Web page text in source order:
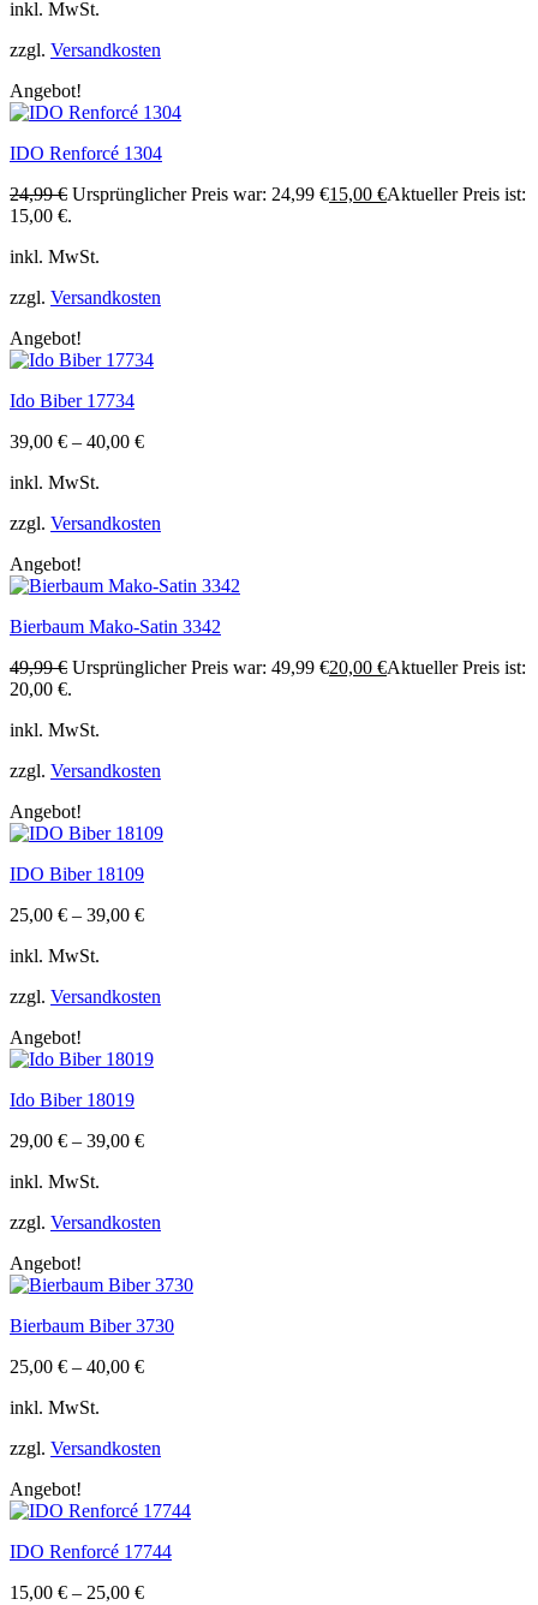
inkl. MwSt.
zzgl. Versandkosten
Angebot!
IDO Renforcé 1304
24,99€ Ursprünglicher Preis war: 24,99 €15,00 €Aktueller Preis ist:
15,00 €.
inkl. MwSt.
zzgl. Versandkosten
Angebot!
Ido Biber 17734
39,00 € – 40,00 €
inkl. MwSt.
zzgl. Versandkosten
Angebot!
Bierbaum Mako-Satin 3342
49,99€ Ursprünglicher Preis war: 49,99 €20,00 €Aktueller Preis ist:
20,00 €.
inkl. MwSt.
zzgl. Versandkosten
Angebot!
IDO Biber 18109
25,00 € – 39,00 €
inkl. MwSt.
zzgl. Versandkosten
Angebot!
Ido Biber 18019
29,00 € – 39,00 €
inkl. MwSt.
zzgl. Versandkosten
Angebot!
Bierbaum Biber 3730
25,00 € – 40,00 €
inkl. MwSt.
zzgl. Versandkosten
Angebot!
IDO Renforcé 17744
15,00 € – 25,00 €